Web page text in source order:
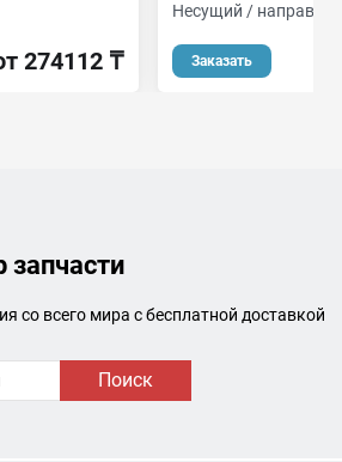
274112 ₸
Несущий /
Заказать
запчасти
со всего мира с бесплатной доставкой
Поиск